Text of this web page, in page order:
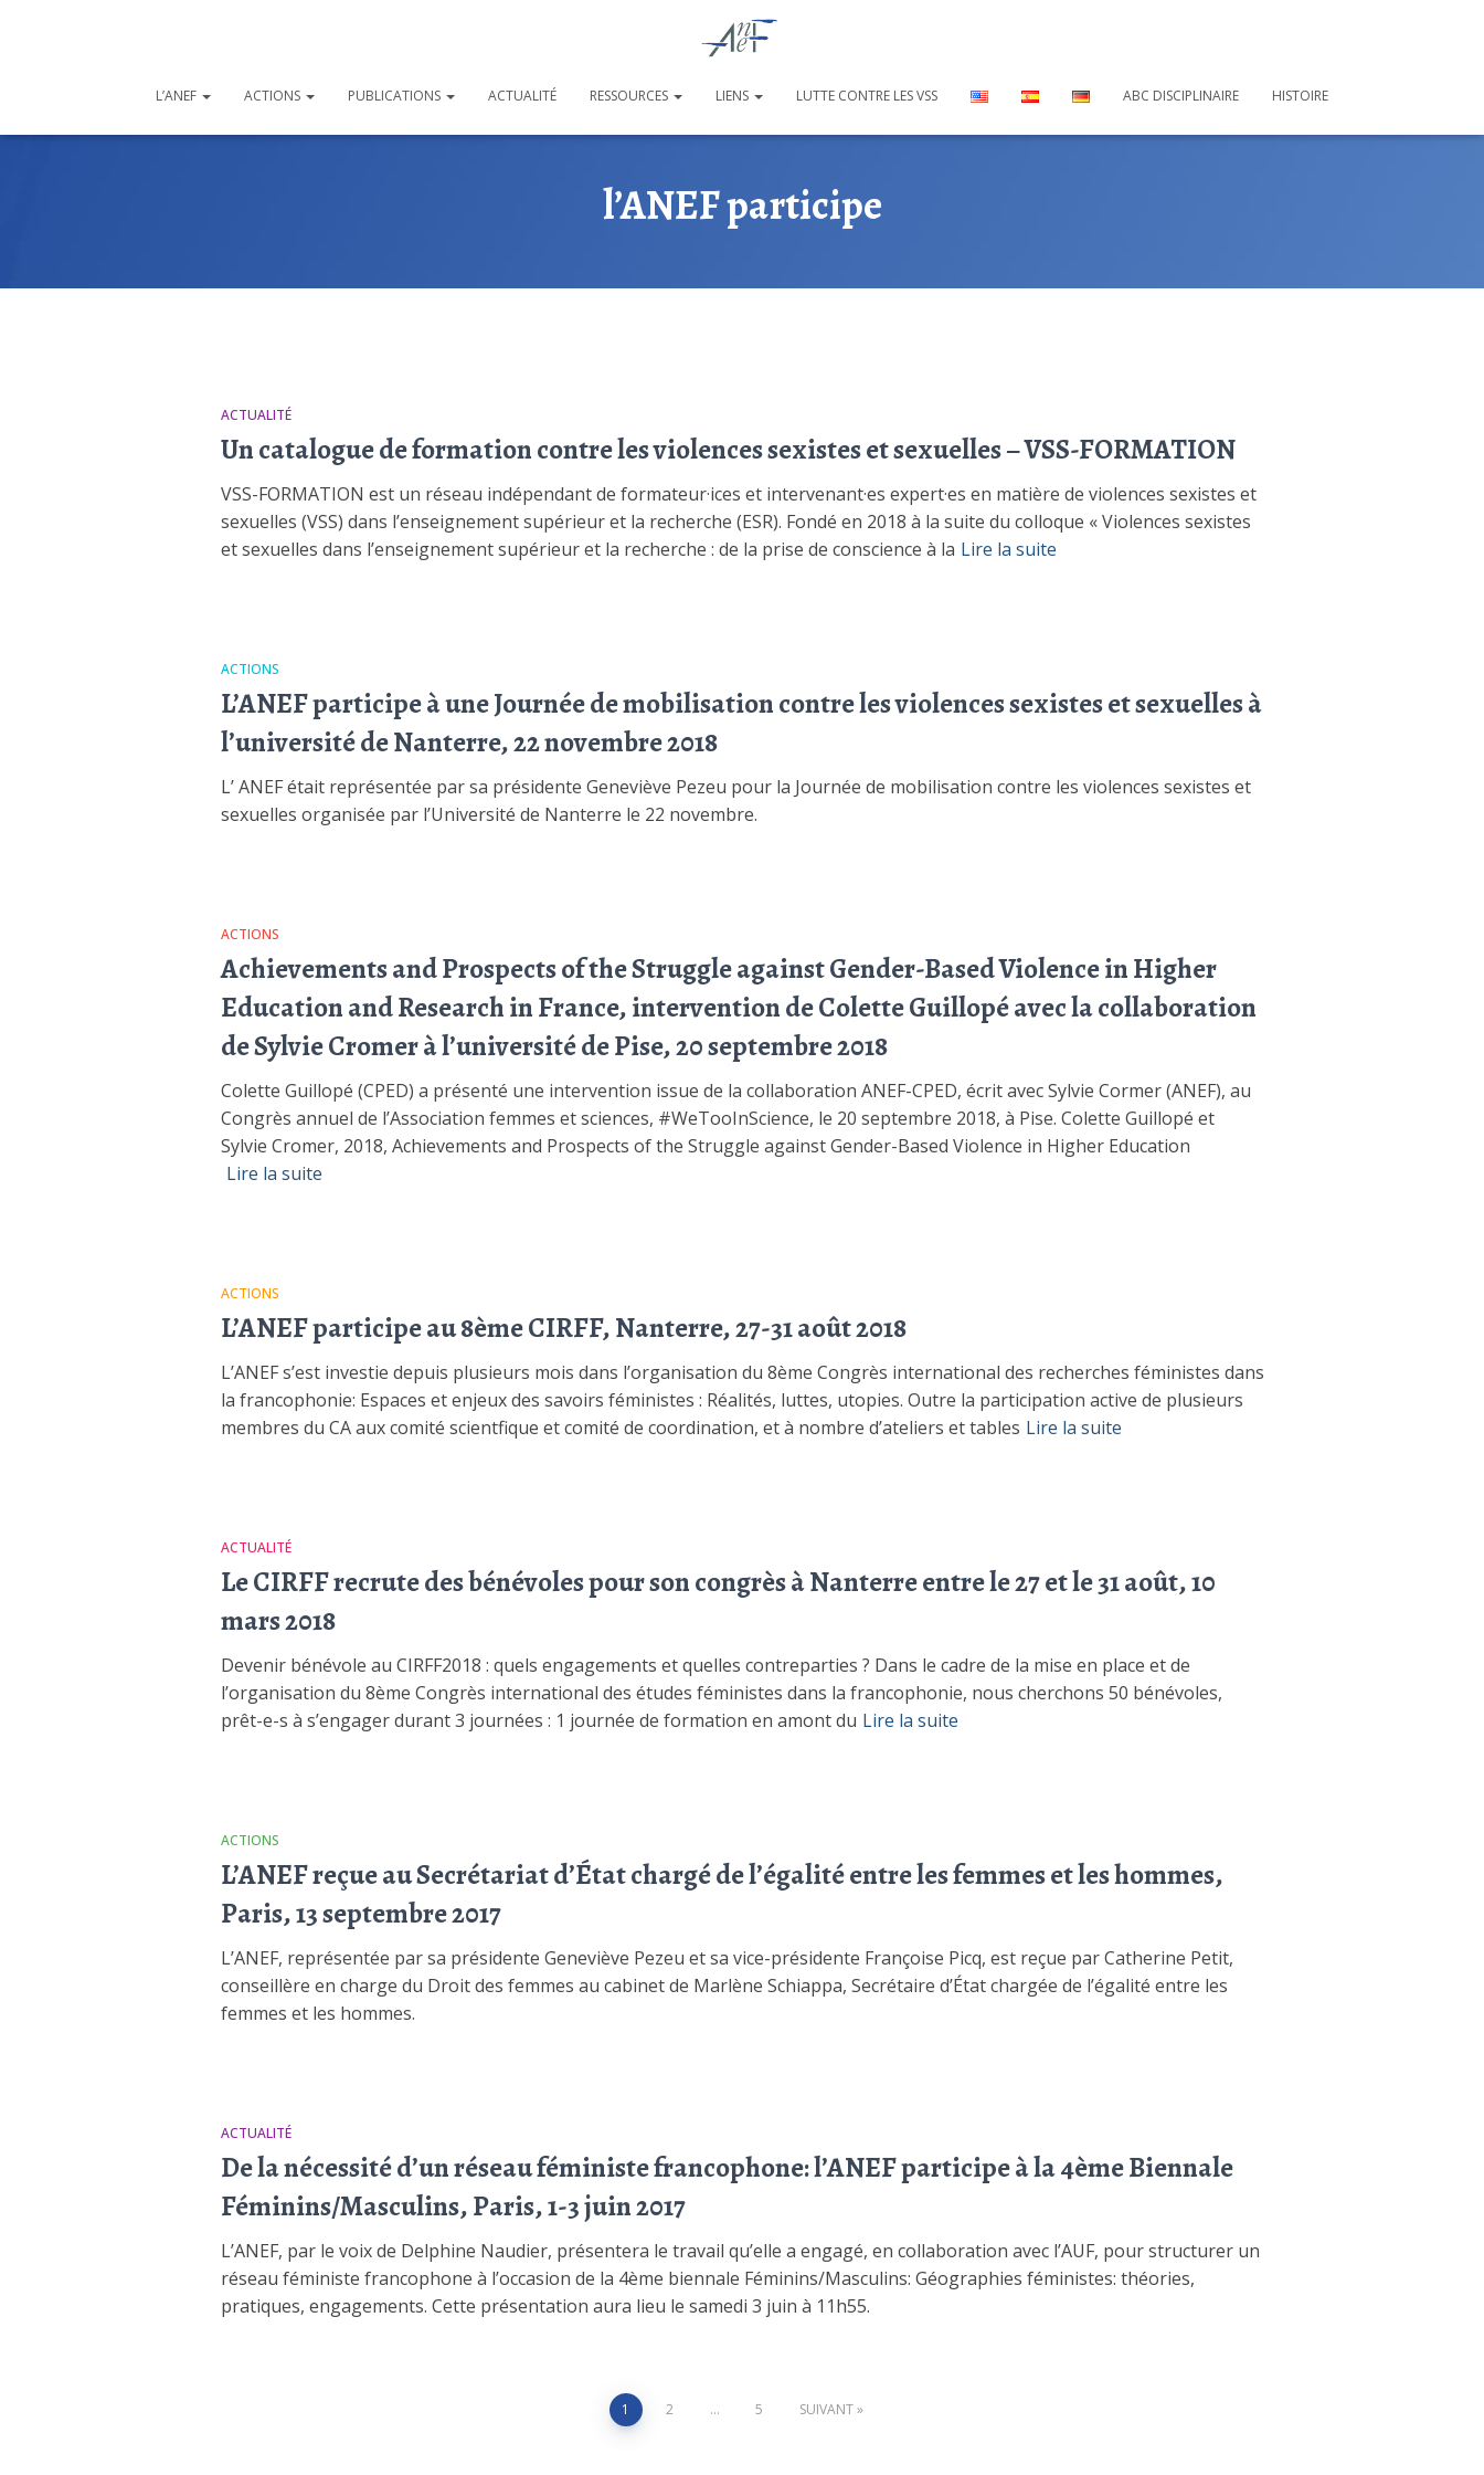
L’ANEF ACTIONS PUBLICATIONS ACTUALITÉ RESSOURCES LIENS LUTTE CONTRE LES VSS ABC DISCIPLINAIRE HISTOIRE
l’ANEF participe
ACTUALITÉ
Un catalogue de formation contre les violences sexistes et sexuelles – VSS-FORMATION
VSS-FORMATION est un réseau indépendant de formateur·ices et intervenant·es expert·es en matière de violences sexistes et
sexuelles (VSS) dans l’enseignement supérieur et la recherche (ESR). Fondé en 2018 à la suite du colloque « Violences sexistes
et sexuelles dans l’enseignement supérieur et la recherche : de la prise de conscience à la Lire la suite
ACTIONS
L’ANEF participe à une Journée de mobilisation contre les violences sexistes et sexuelles à
l’université de Nanterre, 22 novembre 2018
L’ ANEF était représentée par sa présidente Geneviève Pezeu pour la Journée de mobilisation contre les violences sexistes et
sexuelles organisée par l’Université de Nanterre le 22 novembre.
ACTIONS
Achievements and Prospects of the Struggle against Gender-Based Violence in Higher
Education and Research in France, intervention de Colette Guillopé avec la collaboration
de Sylvie Cromer à l’université de Pise, 20 septembre 2018
Colette Guillopé (CPED) a présenté une intervention issue de la collaboration ANEF-CPED, écrit avec Sylvie Cormer (ANEF), au
Congrès annuel de l’Association femmes et sciences, #WeTooInScience, le 20 septembre 2018, à Pise. Colette Guillopé et
Sylvie Cromer, 2018, Achievements and Prospects of the Struggle against Gender-Based Violence in Higher Education
Lire la suite
ACTIONS
L’ANEF participe au 8ème CIRFF, Nanterre, 27-31 août 2018
L’ANEF s’est investie depuis plusieurs mois dans l’organisation du 8ème Congrès international des recherches féministes dans
la francophonie: Espaces et enjeux des savoirs féministes : Réalités, luttes, utopies. Outre la participation active de plusieurs
membres du CA aux comité scientfique et comité de coordination, et à nombre d’ateliers et tables Lire la suite
ACTUALITÉ
Le CIRFF recrute des bénévoles pour son congrès à Nanterre entre le 27 et le 31 août, 10
mars 2018
Devenir bénévole au CIRFF2018 : quels engagements et quelles contreparties ? Dans le cadre de la mise en place et de
l’organisation du 8ème Congrès international des études féministes dans la francophonie, nous cherchons 50 bénévoles,
prêt-e-s à s’engager durant 3 journées : 1 journée de formation en amont du Lire la suite
ACTIONS
L’ANEF reçue au Secrétariat d’État chargé de l’égalité entre les femmes et les hommes,
Paris, 13 septembre 2017
L’ANEF, représentée par sa présidente Geneviève Pezeu et sa vice-présidente Françoise Picq, est reçue par Catherine Petit,
conseillère en charge du Droit des femmes au cabinet de Marlène Schiappa, Secrétaire d’État chargée de l’égalité entre les
femmes et les hommes.
ACTUALITÉ
De la nécessité d’un réseau féministe francophone: l’ANEF participe à la 4ème Biennale
Féminins/Masculins, Paris, 1-3 juin 2017
L’ANEF, par le voix de Delphine Naudier, présentera le travail qu’elle a engagé, en collaboration avec l’AUF, pour structurer un
réseau féministe francophone à l’occasion de la 4ème biennale Féminins/Masculins: Géographies féministes: théories,
pratiques, engagements. Cette présentation aura lieu le samedi 3 juin à 11h55.
1 2 … 5 SUIVANT